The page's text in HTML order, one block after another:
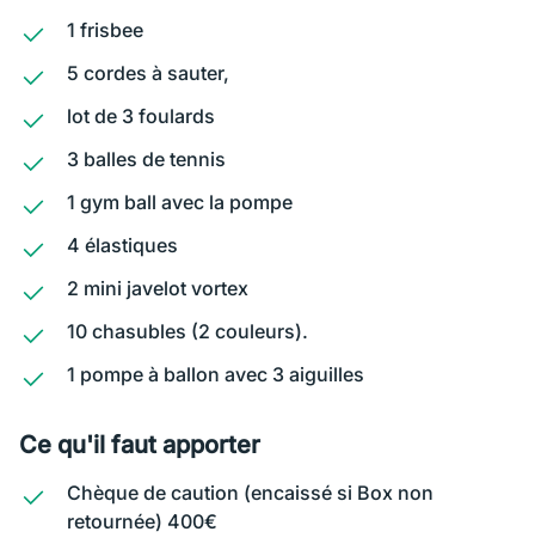
1 frisbee
5 cordes à sauter,
lot de 3 foulards
3 balles de tennis
1 gym ball avec la pompe
4 élastiques
2 mini javelot vortex
10 chasubles (2 couleurs).
1 pompe à ballon avec 3 aiguilles
Ce qu'il faut apporter
Chèque de caution (encaissé si Box non
retournée) 400€